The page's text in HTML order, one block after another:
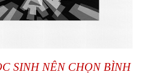
SINH NÊN CHỌN BÌNH